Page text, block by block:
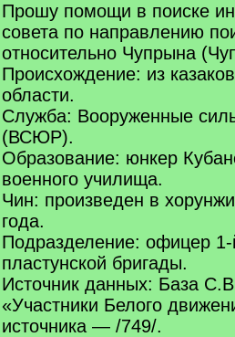
Прошу помощи в поиске
совета по направлению
относительно Чупрына
Происхождение: из
области.
Служба: Вооруженные
(ВСЮР).
Образование: юнкер
военного училища.
Чин: произведен в
года.
Подразделение: офицер 1-
пластунской бригады.
Источник данных: База
«Участники Белого
источника — /749/.